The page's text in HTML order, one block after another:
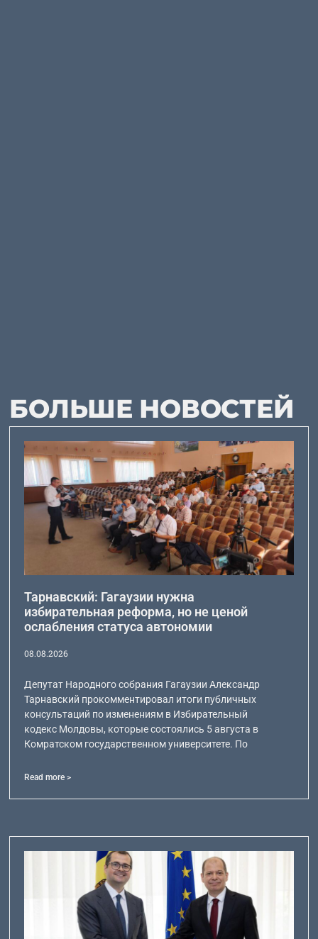
БОЛЬШЕ НОВОСТЕЙ
Тарнавский: Гагаузии нужна
избирательная реформа, но не ценой
ослабления статуса автономии
08.08.2026
Депутат Народного собрания Гагаузии Александр
Тарнавский прокомментировал итоги публичных
консультаций по изменениям в Избирательный
кодекс Молдовы, которые состоялись 5 августа в
Комратском государственном университете. По
Read more >